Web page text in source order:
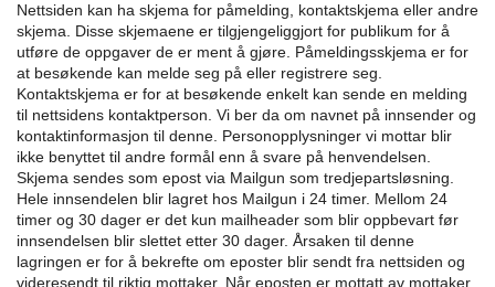
Nettsiden kan ha skjema for påmelding, kontaktskjema eller andre
skjema. Disse skjemaene er tilgjengeliggjort for publikum for å
utføre de oppgaver de er ment å gjøre. Påmeldingsskjema er for
at besøkende kan melde seg på eller registrere seg.
Kontaktskjema er for at besøkende enkelt kan sende en melding
til nettsidens kontaktperson. Vi ber da om navnet på innsender og
kontaktinformasjon til denne. Personopplysninger vi mottar blir
ikke benyttet til andre formål enn å svare på henvendelsen.
Skjema sendes som epost via Mailgun som tredjepartsløsning.
Hele innsendelen blir lagret hos Mailgun i 24 timer. Mellom 24
timer og 30 dager er det kun mailheader som blir oppbevart før
innsendelsen blir slettet etter 30 dager. Årsaken til denne
lagringen er for å bekrefte om eposter blir sendt fra nettsiden og
videresendt til riktig mottaker. Når eposten er mottatt av mottaker